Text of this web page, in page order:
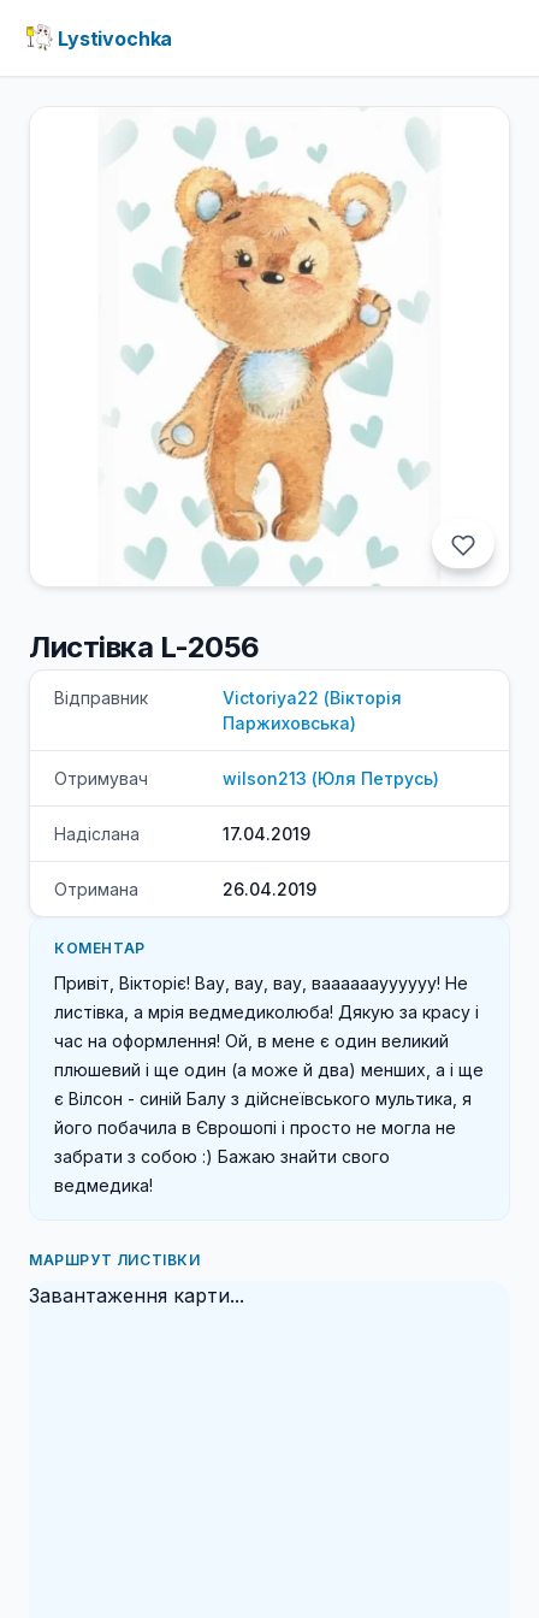
Lystivochka
Листівка L-2056
Відправник Victoriya22 (Вікторія
Паржиховська)
Отримувач wilson213 (Юля Петрусь)
Надіслана 17.04.2019
Отримана 26.04.2019
КОМЕНТАР
Привіт, Вікторіє! Вау, вау, вау, ваааааауууууу! Не
листівка, а мрія ведмедиколюба! Дякую за красу і
час на оформлення! Ой, в мене є один великий
плюшевий і ще один (а може й два) менших, а і ще
є Вілсон - синій Балу з дійснеївського мультика, я
його побачила в Єврошопі і просто не могла не
забрати з собою :) Бажаю знайти свого
ведмедика!
МАРШРУТ ЛИСТІВКИ
Завантаження карти...